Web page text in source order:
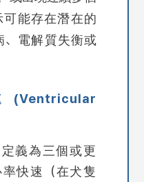
可能存在潛在的
、電解質失衡或
(Ventricular
義為三個或更
快速（在犬隻